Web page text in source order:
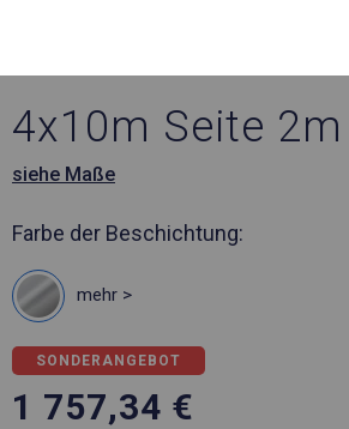
4x10m Seite 2m
siehe Maße
Farbe der Beschichtung:
mehr >
SONDERANGEBOT
1 757,34 €